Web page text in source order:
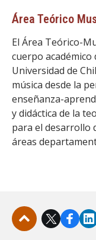
Área Teórico
El Área Teórico-
cuerpo académico
Universidad de
música desde la
enseñanza-
y didáctica de la
para el desarrollo
áreas